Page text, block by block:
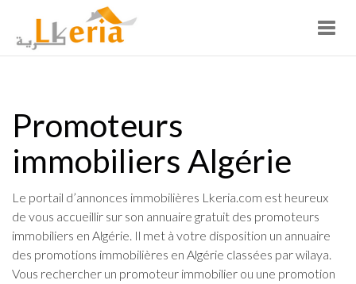
Promoteurs
immobiliers Algérie
Le portail d’annonces immobilières Lkeria.com est heureux
de vous accueillir sur son annuaire gratuit des promoteurs
immobiliers en Algérie. Il met à votre disposition un annuaire
des promotions immobilières en Algérie classées par wilaya.
Vous rechercher un promoteur immobilier ou une promotion